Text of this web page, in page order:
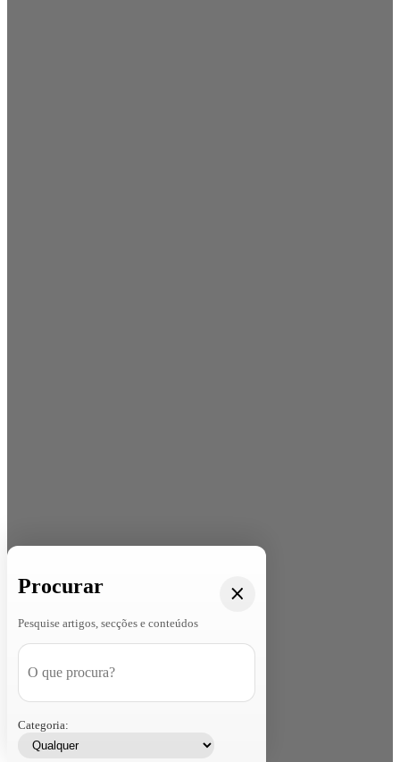
Procurar
Pesquise artigos, secções e conteúdos
Categoria: